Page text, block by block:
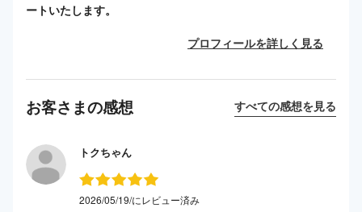
ートいたします。
プロフィールを詳しく見る
お客さまの感想 すべての感想を見る
トクちゃん
2026/05/19/にレビュー済み